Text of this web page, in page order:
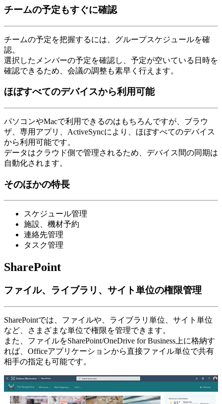
チームの予定もすぐに確認
チームの予定を把握するには、グループスケジュールを確
認。
選択したメンバーの予定を確認し、予定が空いている日時を
確認できるため、会議の調整も素早く行えます。
ほぼすべてのデバイスから利用可能
パソコンやMacで利用できるのはもちろんですが、ブラウ
ザ、専用アプリ、ActiveSyncにより、ほぼすべてのデバイス
から利用可能です。
データはクラウド側で管理されるため、デバイス間の同期は
自動化されます。
そのほかの特長
スケジュール管理
施設、機材予約
連絡先管理
タスク管理
SharePoint
ファイル、ライブラリ、サイト単位の権限管理
SharePointでは、ファイルや、ライブラリ単位、サイト単位
など、さまざまな単位で権限を管理できます。
また、ファイルをSharePoint/OneDrive for Business上に格納す
れば、Officeアプリケーションから直接ファイル単位で共有
相手の指定も可能です。